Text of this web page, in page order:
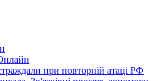
при повторній атаці РФ